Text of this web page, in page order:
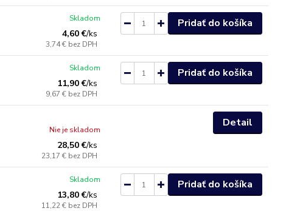
4,60 €/ks
3,74 € bez DPH
Skladom Pridať do košíka
11,90 €/ks
9,67 € bez DPH
Skladom Pridať do košíka
28,50 €/ks
23,17 € bez DPH
Nie je skladom
Detail
13,80 €/ks
11,22 € bez DPH
Skladom Pridať do košíka